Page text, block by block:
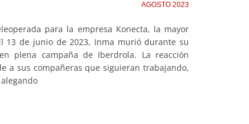
AGOSTO 2023
para la empresa Konecta, la mayor
13 de junio de 2023, Inma murió durante su
plena campaña de Iberdrola. La reacción
a sus compañeras que siguieran trabajando,